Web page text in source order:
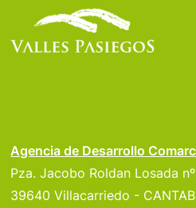
Agencia de Desarrollo
Pza. Jacobo Roldan Losada
39640 Villacarriedo -